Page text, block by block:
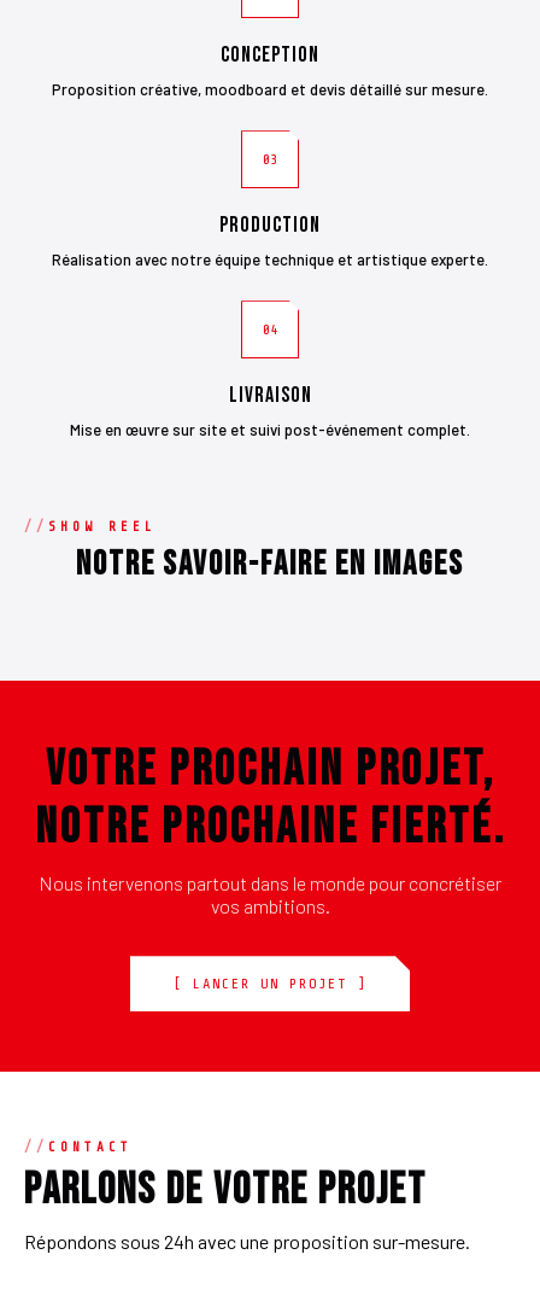
Conception
Proposition créative, moodboard et devis détaillé sur mesure.
03
Production
Réalisation avec notre équipe technique et artistique experte.
04
Livraison
Mise en œuvre sur site et suivi post-événement complet.
SHOW REEL
Notre savoir-faire en images
VOTRE PROCHAIN PROJET,
NOTRE PROCHAINE FIERTÉ.
Nous intervenons partout dans le monde pour concrétiser
vos ambitions.
[ LANCER UN PROJET ]
CONTACT
Parlons de votre projet
Répondons sous 24h avec une proposition sur-mesure.